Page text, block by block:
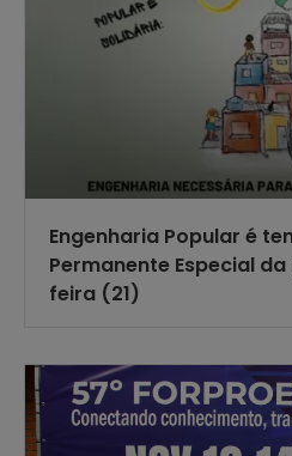
Engenharia Popular é
Permanente Especial
feira (21)